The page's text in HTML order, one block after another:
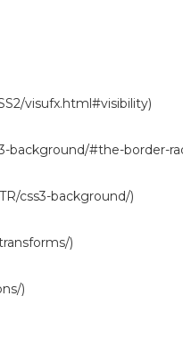
visufx.html#visibility)
background/#the-border-
css3-background/)
)
)